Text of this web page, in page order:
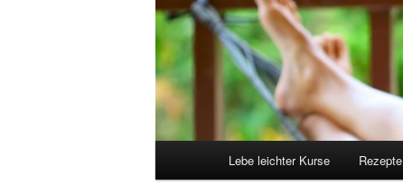
Lebe leichter Kurse Rezepte